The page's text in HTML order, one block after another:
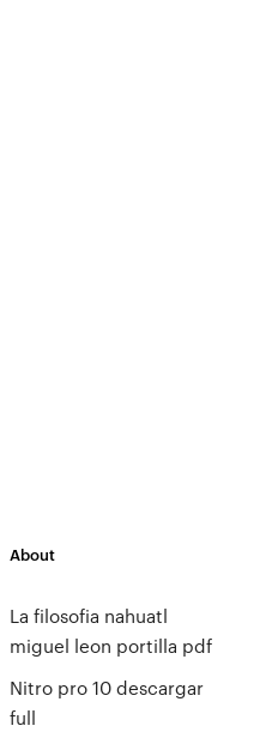
About
La filosofia nahuatl
miguel leon portilla pdf
Nitro pro 10 descargar
full